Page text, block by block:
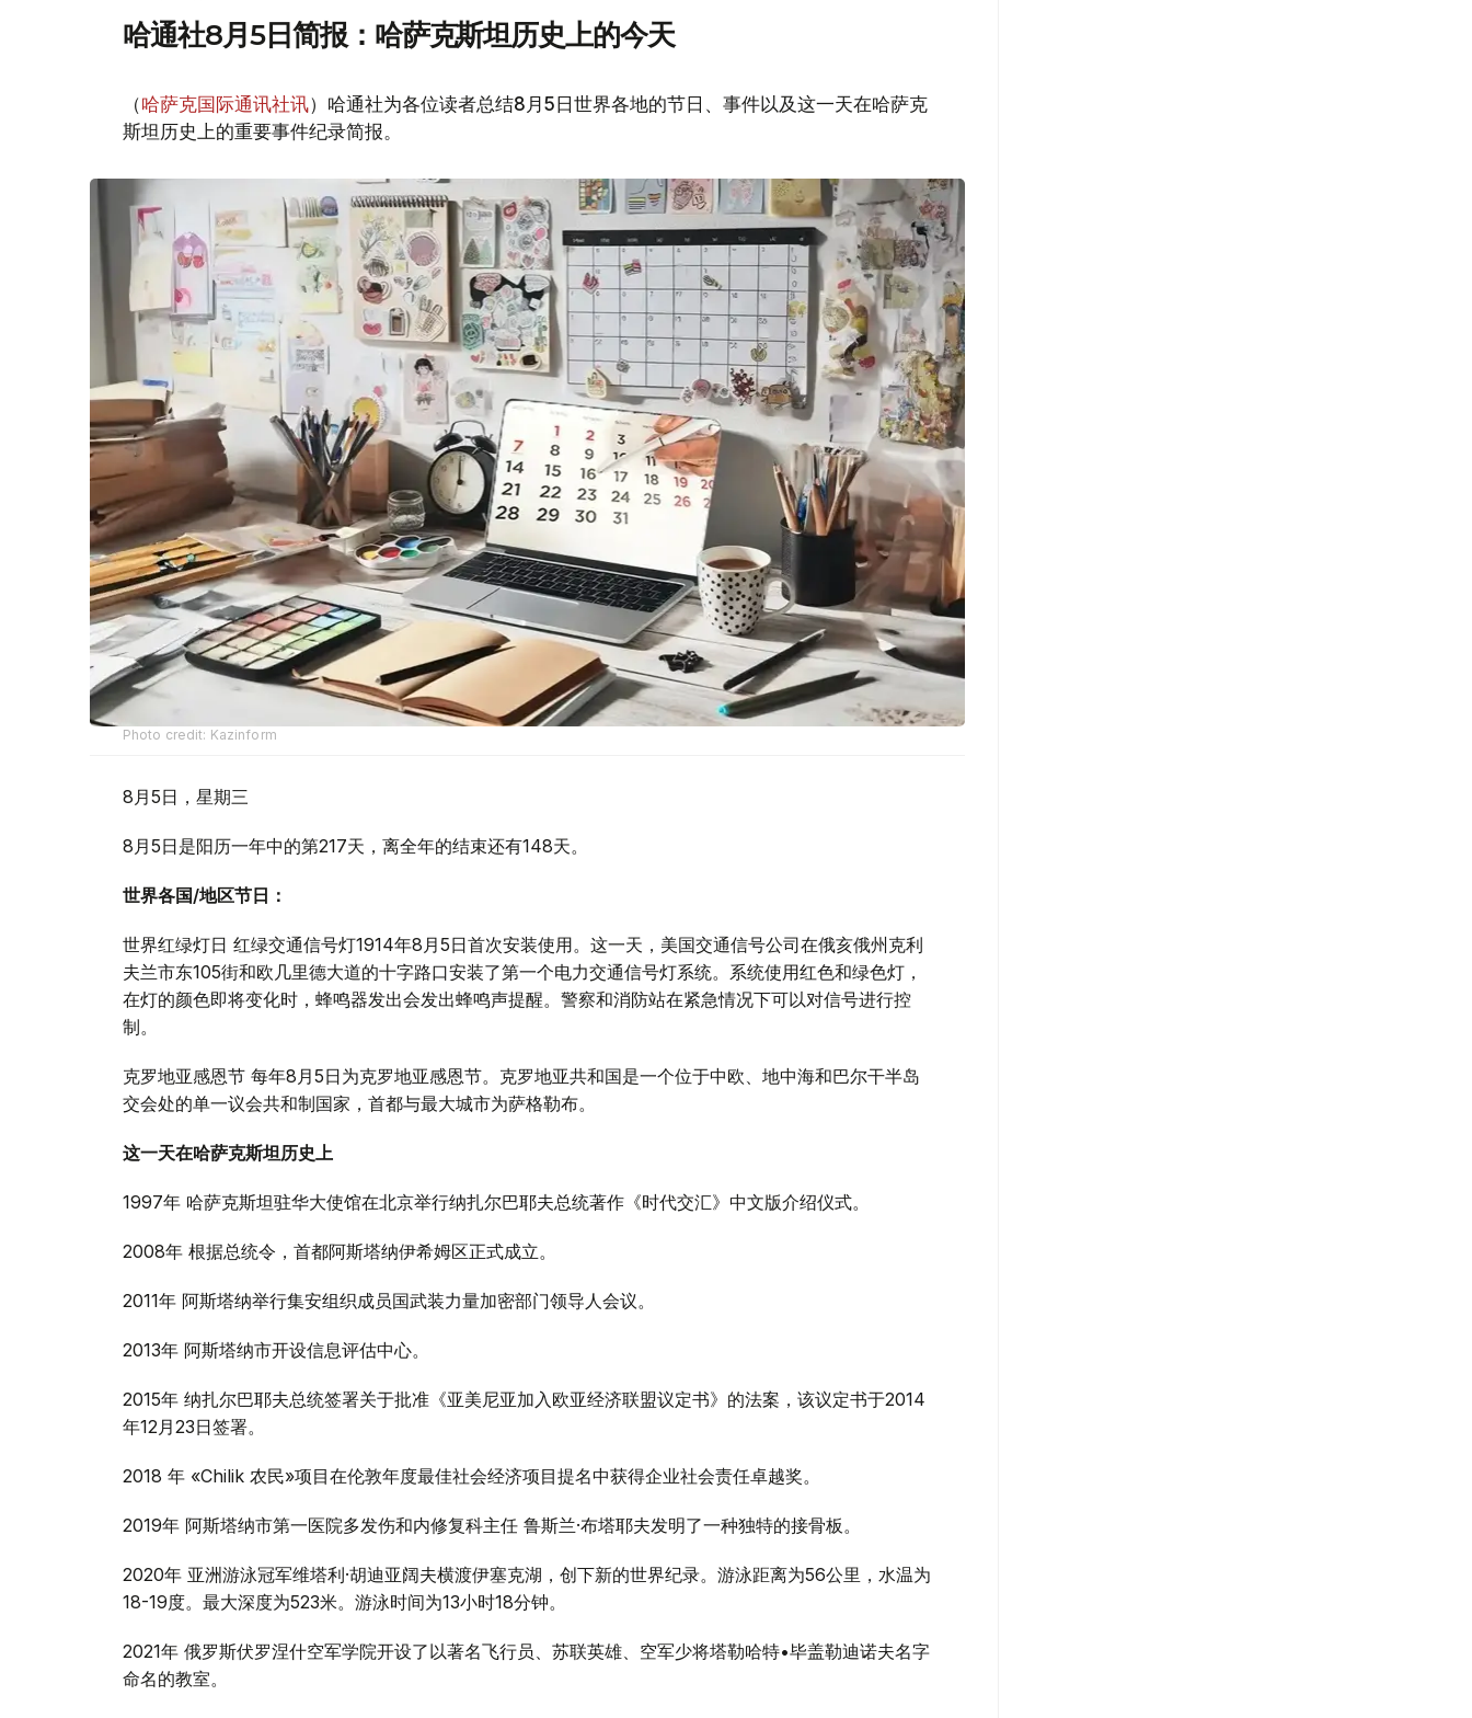
哈通社8月5日简报：哈萨克斯坦历史上的今天
（哈萨克国际通讯社讯）哈通社为各位读者总结8月5日世界各地的节日、事件以及这一天在哈萨克
斯坦历史上的重要事件纪录简报。
Photo credit: Kazinform
8月5日，星期三
8月5日是阳历一年中的第217天，离全年的结束还有148天。
世界各国/地区节日：
世界红绿灯日 红绿交通信号灯1914年8月5日首次安装使用。这一天，美国交通信号公司在俄亥俄州克利
夫兰市东105街和欧几里德大道的十字路口安装了第一个电力交通信号灯系统。系统使用红色和绿色灯，
在灯的颜色即将变化时，蜂鸣器发出会发出蜂鸣声提醒。警察和消防站在紧急情况下可以对信号进行控
制。
克罗地亚感恩节 每年8月5日为克罗地亚感恩节。克罗地亚共和国是一个位于中欧、地中海和巴尔干半岛
交会处的单一议会共和制国家，首都与最大城市为萨格勒布。
这一天在哈萨克斯坦历史上
1997年 哈萨克斯坦驻华大使馆在北京举行纳扎尔巴耶夫总统著作《时代交汇》中文版介绍仪式。
2008年 根据总统令，首都阿斯塔纳伊希姆区正式成立。
2011年 阿斯塔纳举行集安组织成员国武装力量加密部门领导人会议。
2013年 阿斯塔纳市开设信息评估中心。
2015年 纳扎尔巴耶夫总统签署关于批准《亚美尼亚加入欧亚经济联盟议定书》的法案，该议定书于2014
年12月23日签署。
2018 年 «Chilik 农民»项目在伦敦年度最佳社会经济项目提名中获得企业社会责任卓越奖。
2019年 阿斯塔纳市第一医院多发伤和内修复科主任 鲁斯兰·布塔耶夫发明了一种独特的接骨板。
2020年 亚洲游泳冠军维塔利·胡迪亚阔夫横渡伊塞克湖，创下新的世界纪录。游泳距离为56公里，水温为
18-19度。最大深度为523米。游泳时间为13小时18分钟。
2021年 俄罗斯伏罗涅什空军学院开设了以著名飞行员、苏联英雄、空军少将塔勒哈特•毕盖勒迪诺夫名字
命名的教室。